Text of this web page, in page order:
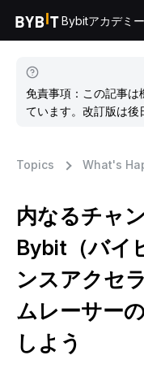
Bybitアカデミー
免責事項：この記事は
ています。改訂版は後
Topics What's
内なるチャ
Bybit（バイ
ンスアクセ
ムレーサー
しよう